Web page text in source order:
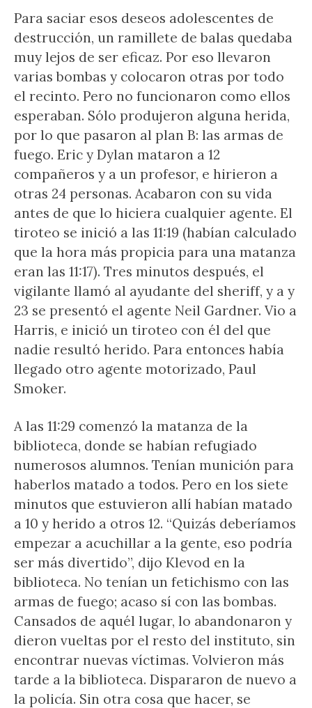
Para saciar esos deseos adolescentes de
destrucción, un ramillete de balas quedaba
muy lejos de ser eficaz. Por eso llevaron
varias bombas y colocaron otras por todo
el recinto. Pero no funcionaron como ellos
esperaban. Sólo produjeron alguna herida,
por lo que pasaron al plan B: las armas de
fuego. Eric y Dylan mataron a 12
compañeros y a un profesor, e hirieron a
otras 24 personas. Acabaron con su vida
antes de que lo hiciera cualquier agente. El
tiroteo se inició a las 11:19 (habían calculado
que la hora más propicia para una matanza
eran las 11:17). Tres minutos después, el
vigilante llamó al ayudante del sheriff, y a y
23 se presentó el agente Neil Gardner. Vio a
Harris, e inició un tiroteo con él del que
nadie resultó herido. Para entonces había
llegado otro agente motorizado, Paul
Smoker.
A las 11:29 comenzó la matanza de la
biblioteca, donde se habían refugiado
numerosos alumnos. Tenían munición para
haberlos matado a todos. Pero en los siete
minutos que estuvieron allí habían matado
a 10 y herido a otros 12. “Quizás deberíamos
empezar a acuchillar a la gente, eso podría
ser más divertido”, dijo Klevod en la
biblioteca. No tenían un fetichismo con las
armas de fuego; acaso sí con las bombas.
Cansados de aquél lugar, lo abandonaron y
dieron vueltas por el resto del instituto, sin
encontrar nuevas víctimas. Volvieron más
tarde a la biblioteca. Dispararon de nuevo a
la policía. Sin otra cosa que hacer, se